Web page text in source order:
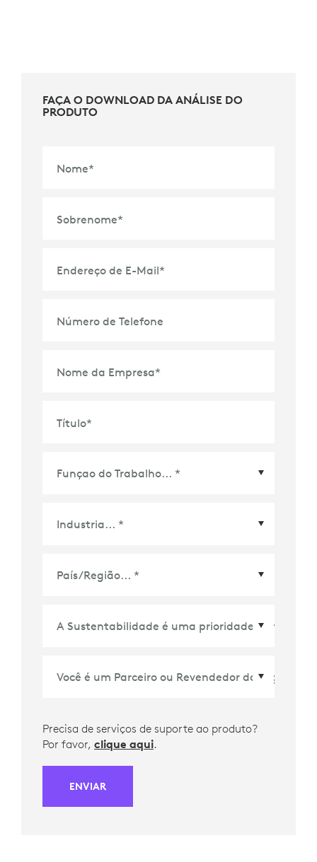
FAÇA O DOWNLOAD DA ANÁLISE DO
PRODUTO
Nome*
Sobrenome*
Endereço de E-Mail*
Número de Telefone
Nome da Empresa*
Título*
Precisa de serviços de suporte ao produto?
Por favor, clique aqui.
ENVIAR